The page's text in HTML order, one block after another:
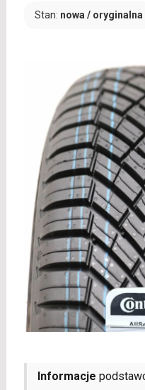
Stan: nowa / oryginalna
Informacje